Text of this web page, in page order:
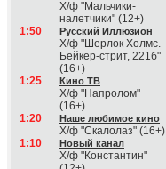
Х/ф "Мальчики-
налетчики" (12+)
1:50
Русский Иллюзион
Х/ф "Шерлок Холмс.
Бейкер-cтрит, 221б"
(16+)
1:25
Кино ТВ
Х/ф "Напролом"
(16+)
1:20
Наше любимое кино
Х/ф "Скалолаз" (16+)
1:10
Новый канал
Х/ф "Константин"